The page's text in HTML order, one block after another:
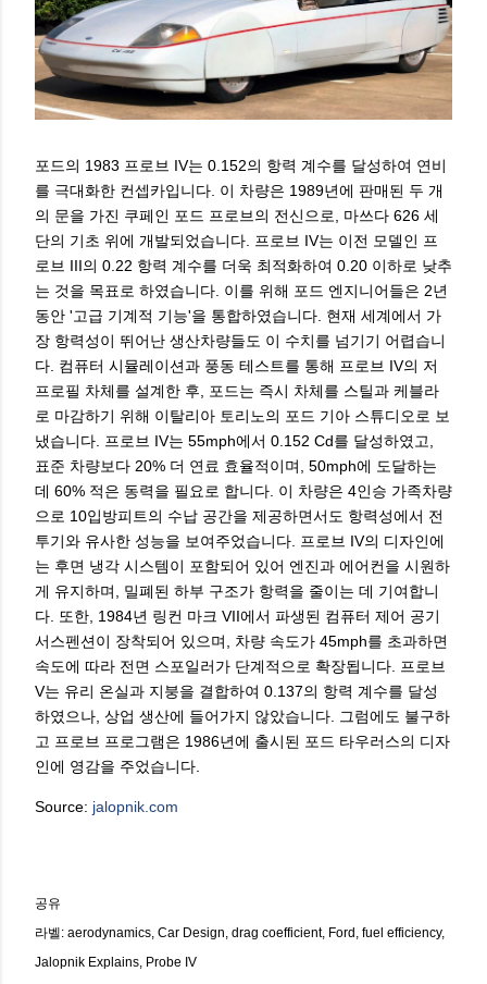
포드의 1983 프로브 IV는 0.152의 항력 계수를 달성하여 연비
를 극대화한 컨셉카입니다. 이 차량은 1989년에 판매된 두 개
의 문을 가진 쿠페인 포드 프로브의 전신으로, 마쓰다 626 세
단의 기초 위에 개발되었습니다. 프로브 IV는 이전 모델인 프
로브 III의 0.22 항력 계수를 더욱 최적화하여 0.20 이하로 낮추
는 것을 목표로 하였습니다. 이를 위해 포드 엔지니어들은 2년
동안 '고급 기계적 기능'을 통합하였습니다. 현재 세계에서 가
장 항력성이 뛰어난 생산차량들도 이 수치를 넘기기 어렵습니
다. 컴퓨터 시뮬레이션과 풍동 테스트를 통해 프로브 IV의 저
프로필 차체를 설계한 후, 포드는 즉시 차체를 스틸과 케블라
로 마감하기 위해 이탈리아 토리노의 포드 기아 스튜디오로 보
냈습니다. 프로브 IV는 55mph에서 0.152 Cd를 달성하였고,
표준 차량보다 20% 더 연료 효율적이며, 50mph에 도달하는
데 60% 적은 동력을 필요로 합니다. 이 차량은 4인승 가족차량
으로 10입방피트의 수납 공간을 제공하면서도 항력성에서 전
투기와 유사한 성능을 보여주었습니다. 프로브 IV의 디자인에
는 후면 냉각 시스템이 포함되어 있어 엔진과 에어컨을 시원하
게 유지하며, 밀폐된 하부 구조가 항력을 줄이는 데 기여합니
다. 또한, 1984년 링컨 마크 VII에서 파생된 컴퓨터 제어 공기
서스펜션이 장착되어 있으며, 차량 속도가 45mph를 초과하면
속도에 따라 전면 스포일러가 단계적으로 확장됩니다. 프로브
V는 유리 온실과 지붕을 결합하여 0.137의 항력 계수를 달성
하였으나, 상업 생산에 들어가지 않았습니다. 그럼에도 불구하
고 프로브 프로그램은 1986년에 출시된 포드 타우러스의 디자
인에 영감을 주었습니다.
Source: jalopnik.com
공유
라벨: aerodynamics Car Design drag coefficient Ford fuel efficiency
Jalopnik Explains Probe IV